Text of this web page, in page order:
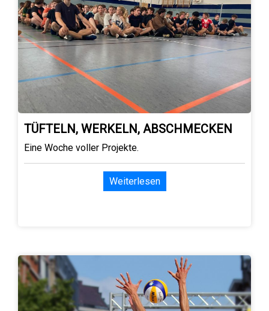
TÜFTELN, WERKELN, ABSCHMECKEN
Eine Woche voller Projekte.
Weiterlesen